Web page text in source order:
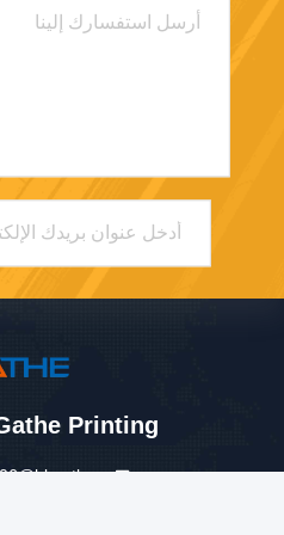
Printing